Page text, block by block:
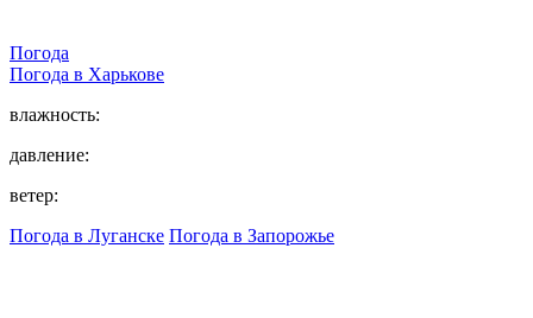
Погода
Погода в Харькове
влажность:
давление:
ветер:
Погода в Луганске Погода в Запорожье